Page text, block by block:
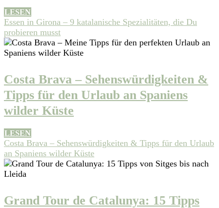
LESEN
Essen in Girona – 9 katalanische Spezialitäten, die Du
probieren musst
Costa Brava – Sehenswürdigkeiten &
Tipps für den Urlaub an Spaniens
wilder Küste
LESEN
Costa Brava – Sehenswürdigkeiten & Tipps für den Urlaub
an Spaniens wilder Küste
Grand Tour de Catalunya: 15 Tipps